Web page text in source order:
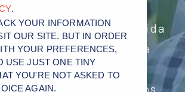
.
YOUR INFORMATION
OUR SITE. BUT IN ORDER
YOUR PREFERENCES,
USE JUST ONE TINY
YOU'RE NOT ASKED TO
AGAIN.
en simplificar la vida
rural y promover una
más sostenible,
productos biológicos